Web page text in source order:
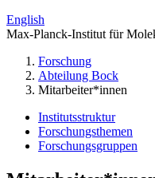
English
Max-Planck-Institut für
Forschung
Abteilung Bock
Mitarbeiter*innen
Institutsstruktur
Forschungsthemen
Forschungsgruppen